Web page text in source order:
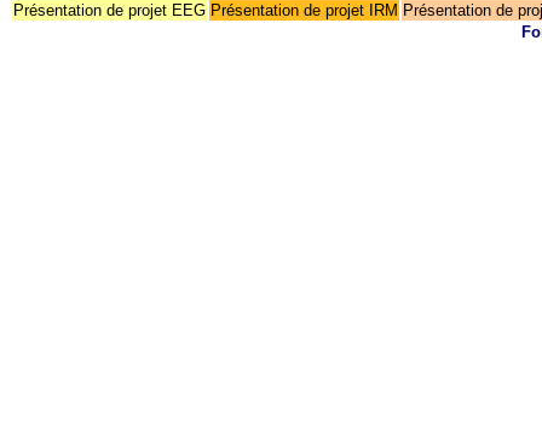
Présentation de projet EEG Présentation de projet IRM Présentation de